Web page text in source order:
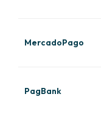
MercadoPago
PagBank